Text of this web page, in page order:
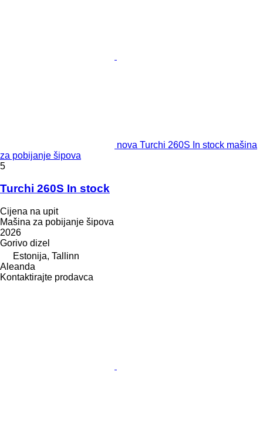
nova Turchi 260S In stock mašina
za pobijanje šipova
5
Turchi 260S In stock
Cijena na upit
Mašina za pobijanje šipova
2026
Gorivo dizel
Estonija, Tallinn
Aleanda
Kontaktirajte prodavca